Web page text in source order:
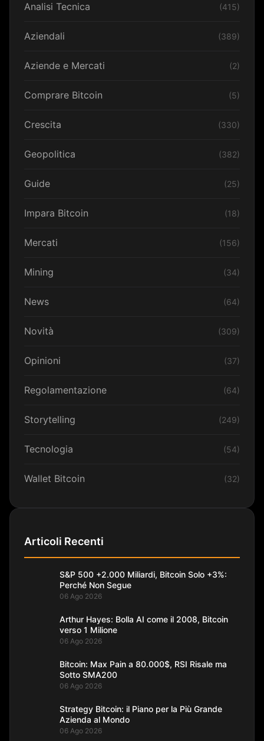
Analisi Tecnica (415)
Aziendali (389)
Aziende e Mercati (2)
Comprare Bitcoin (5)
Crescita (330)
Geopolitica (382)
Guide (25)
Impara Bitcoin (18)
Mercati (156)
Mining (34)
News (64)
Novità (309)
Opinioni (37)
Regolamentazione (64)
Storytelling (249)
Tecnologia (54)
Wallet Bitcoin (32)
Articoli Recenti
S&P 500 +2.000 Miliardi, Bitcoin Solo +3%:
Perché Non Segue
06 Ago 2026
Arthur Hayes: Bolla AI come il 2008, Bitcoin
verso 1 Milione
06 Ago 2026
Bitcoin: Max Pain a 80.000$, RSI Risale ma
Sotto SMA200
06 Ago 2026
Strategy Bitcoin: il Piano per la Più Grande
Azienda al Mondo
06 Ago 2026